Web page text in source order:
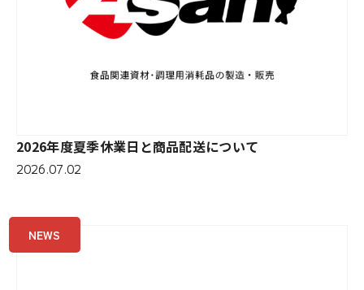
2026年度夏季休業日と商品配送について
2026.07.02
NEWS